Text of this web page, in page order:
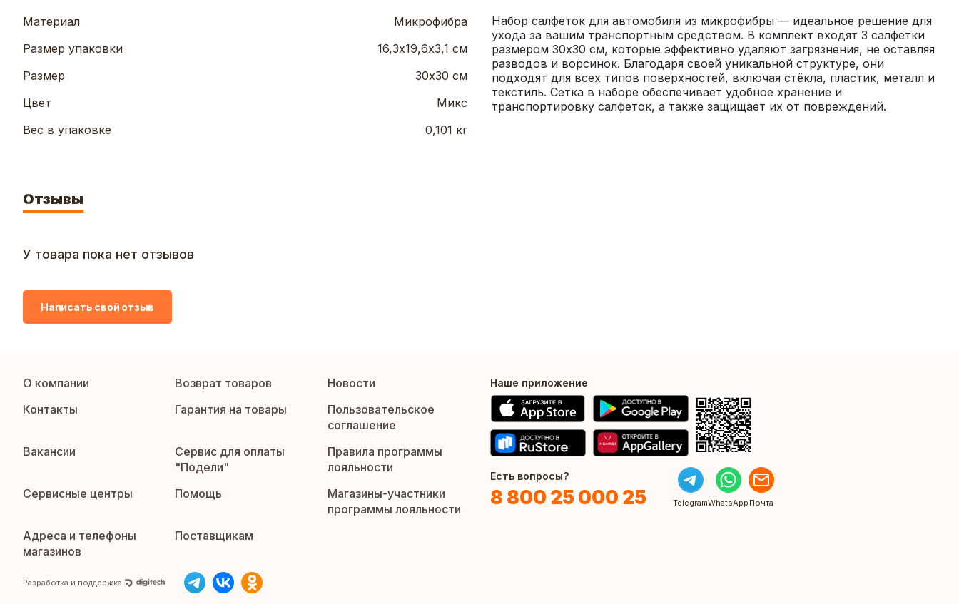
Материал
Микрофибра
Размер упаковки
16,3х19,6х3,1 см
Размер
30х30 см
Цвет
Микс
Вес в упаковке
0,101 кг
Набор салфеток для автомобиля из микрофибры — идеальное решение для
ухода за вашим транспортным средством. В комплект входят 3 салфетки
размером 30х30 см, которые эффективно удаляют загрязнения, не оставляя
разводов и ворсинок. Благодаря своей уникальной структуре, они
подходят для всех типов поверхностей, включая стёкла, пластик, металл и
текстиль. Сетка в наборе обеспечивает удобное хранение и
транспортировку салфеток, а также защищает их от повреждений.
Отзывы
У товара пока нет отзывов
Написать свой отзыв
О компании Возврат товаров
Новости
Контакты
Гарантия на товары
Пользовательское
соглашение
Вакансии
Сервис для оплаты
"Подели"
Правила программы
лояльности
Сервисные центры
Помощь
Магазины-участники
программы лояльности
Адреса и телефоны
магазинов
Поставщикам
Разработка и поддержка
Наше приложение
Есть вопросы?
8 800 25 000 25 TelegramWhatsApp Почта